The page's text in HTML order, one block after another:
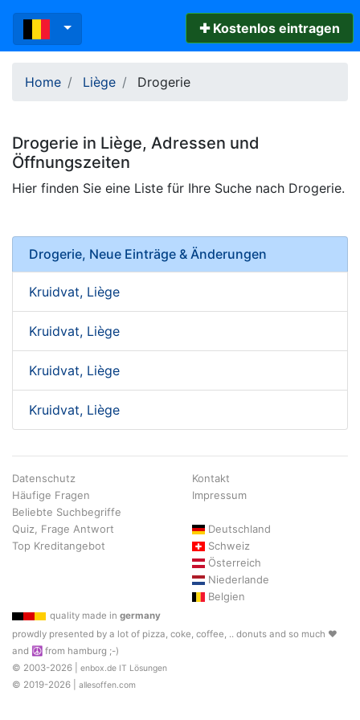
✚ Kostenlos eintragen
Home Liège Drogerie
Drogerie in Liège, Adressen und
Öffnungszeiten
Hier finden Sie eine Liste für Ihre Suche nach Drogerie.
Drogerie, Neue Einträge & Änderungen
Kruidvat, Liège
Kruidvat, Liège
Kruidvat, Liège
Kruidvat, Liège
Datenschutz
Häufige Fragen
Beliebte Suchbegriffe
Quiz, Frage Antwort
Top Kreditangebot
Kontakt
Impressum
Deutschland
Schweiz
Österreich
Niederlande
Belgien
quality made in germany
prowdly presented by a lot of pizza, coke, coffee, .. donuts and so much ♥
and ☮ from hamburg ;-)
© 2003-2026 | enbox.de IT Lösungen
© 2019-2026 | allesoffen.com